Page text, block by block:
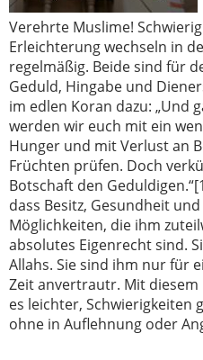
Verehrte Muslime!
Erleichterung wechseln in
regelmäßig. Beide sind für
Geduld, Hingabe und
im edlen Koran dazu: „Und
werden wir euch mit ein
Hunger und mit Verlust an
Früchten prüfen. Doch
Botschaft den
dass Besitz, Gesundheit
Möglichkeiten, die ihm
absolutes Eigenrecht sind.
Allahs. Sie sind ihm nur für
Zeit anvertrautr. Mit diesem
es leichter, Schwierigkeiten
ohne in Auflehnung oder